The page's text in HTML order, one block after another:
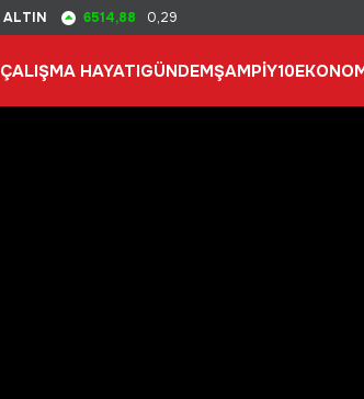
ALTIN 6514,88 0,29
ÇALIŞMA HAYATIGÜNDEMŞAMPİY10